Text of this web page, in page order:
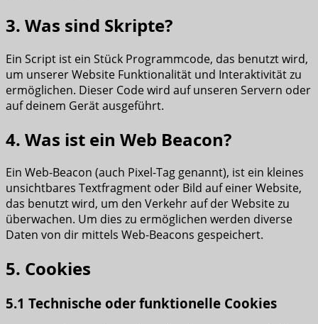
3. Was sind Skripte?
Ein Script ist ein Stück Programmcode, das benutzt wird,
um unserer Website Funktionalität und Interaktivität zu
ermöglichen. Dieser Code wird auf unseren Servern oder
auf deinem Gerät ausgeführt.
4. Was ist ein Web Beacon?
Ein Web-Beacon (auch Pixel-Tag genannt), ist ein kleines
unsichtbares Textfragment oder Bild auf einer Website,
das benutzt wird, um den Verkehr auf der Website zu
überwachen. Um dies zu ermöglichen werden diverse
Daten von dir mittels Web-Beacons gespeichert.
5. Cookies
5.1 Technische oder funktionelle Cookies